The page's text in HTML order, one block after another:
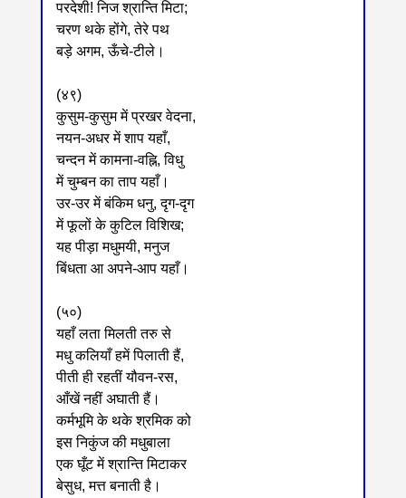
परदेशी! निज श्रान्ति मिटा;
चरण थके होंगे, तेरे पथ
बड़े अगम, ऊँचे-टीले।
(४९)
कुसुम-कुसुम में प्रखर वेदना,
नयन-अधर में शाप यहाँ,
चन्दन में कामना-वह्नि, विधु
में चुम्बन का ताप यहाँ।
उर-उर में बंकिम धनु, दृग-दृग
में फूलों के कुटिल विशिख;
यह पीड़ा मधुमयी, मनुज
बिंधता आ अपने-आप यहाँ।
(५०)
यहाँ लता मिलती तरु से
मधु कलियाँ हमें पिलाती हैं,
पीती ही रहतीं यौवन-रस,
आँखें नहीं अघाती हैं।
कर्मभूमि के थके श्रमिक को
इस निकुंज की मधुबाला
एक घूँट में श्रान्ति मिटाकर
बेसुध, मत्त बनाती है।